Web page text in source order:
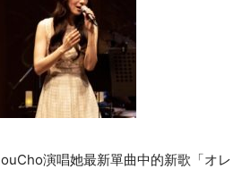
演唱她最新單曲中的新歌「オレ